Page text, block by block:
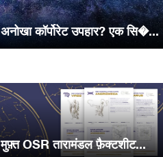
अनोखा कॉर्पोरेट उपहार? एक सि�...
मुफ़्त OSR तारामंडल फ़ैक्टशीट...